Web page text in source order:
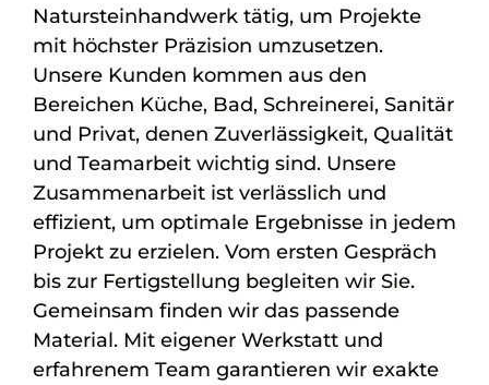
Natursteinhandwerk tätig, um Projekte
mit höchster Präzision umzusetzen.
Unsere Kunden kommen aus den
Bereichen Küche, Bad, Schreinerei, Sanitär
und Privat, denen Zuverlässigkeit, Qualität
und Teamarbeit wichtig sind. Unsere
Zusammenarbeit ist verlässlich und
effizient, um optimale Ergebnisse in jedem
Projekt zu erzielen. Vom ersten Gespräch
bis zur Fertigstellung begleiten wir Sie.
Gemeinsam finden wir das passende
Material. Mit eigener Werkstatt und
erfahrenem Team garantieren wir exakte